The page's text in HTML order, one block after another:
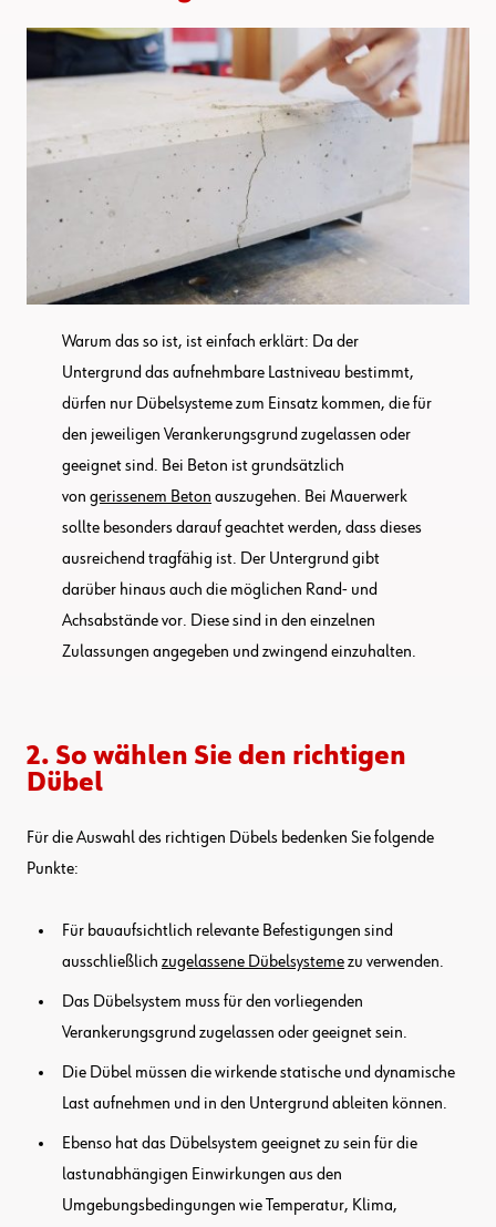
Warum das so ist, ist einfach erklärt: Da der
Untergrund das aufnehmbare Lastniveau bestimmt,
dürfen nur Dübelsysteme zum Einsatz kommen, die für
den jeweiligen Verankerungsgrund zugelassen oder
geeignet sind. Bei Beton ist grundsätzlich
von gerissenem Beton auszugehen. Bei Mauerwerk
sollte besonders darauf geachtet werden, dass dieses
ausreichend tragfähig ist. Der Untergrund gibt
darüber hinaus auch die möglichen Rand- und
Achsabstände vor. Diese sind in den einzelnen
Zulassungen angegeben und zwingend einzuhalten.
2. So wählen Sie den richtigen
Dübel
Für die Auswahl des richtigen Dübels bedenken Sie folgende
Punkte:
Für bauaufsichtlich relevante Befestigungen sind
ausschließlich zugelassene Dübelsystemezu verwenden.
Das Dübelsystem muss für den vorliegenden
Verankerungsgrund zugelassen oder geeignet sein.
Die Dübel müssen die wirkende statische und dynamische
Last aufnehmen und in den Untergrund ableiten können.
Ebenso hat das Dübelsystem geeignet zu sein für die
lastunabhängigen Einwirkungen aus den
Umgebungsbedingungen wie Temperatur, Klima,